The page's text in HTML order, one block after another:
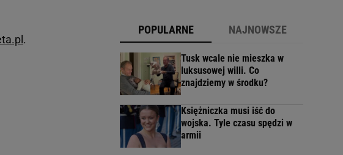
.
POPULARNE NAJNOWSZE
Tusk wcale nie mieszka w
luksusowej willi. Co
znajdziemy w środku?
Księżniczka musi iść do
wojska. Tyle czasu spędzi w
armii